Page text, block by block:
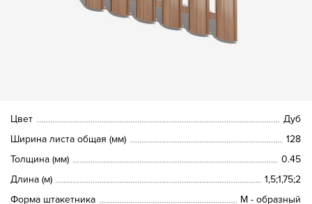
Цвет
Дуб
Ширина листа общая (мм)
128
Толщина (мм)
0.45
Длина (м)
1,5;1,75;2
Форма штакетника
М - образный